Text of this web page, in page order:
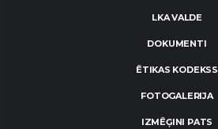
LKA VALDE
DOKUMENTI
ĒTIKAS KODEKSS
FOTOGALERIJA
IZMĒĢINI PATS